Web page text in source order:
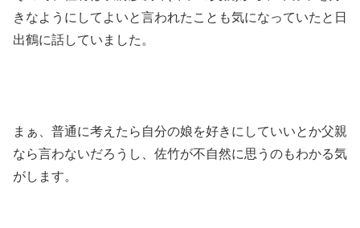
きなようにしてよいと言われたことも気になっていたと日
出鶴に話していました。
まぁ、普通に考えたら自分の娘を好きにしていいとか父親
なら言わないだろうし、佐竹が不自然に思うのもわかる気
がします。